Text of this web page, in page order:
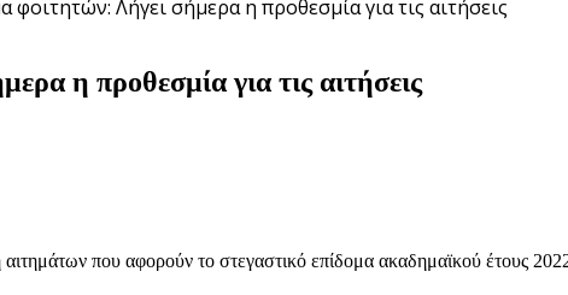
φοιτητών: Λήγει σήμερα η προθεσμία για τις αιτήσεις
η προθεσμία για τις αιτήσεις
που αφορούν το στεγαστικό επίδομα ακαδημαϊκού έτους